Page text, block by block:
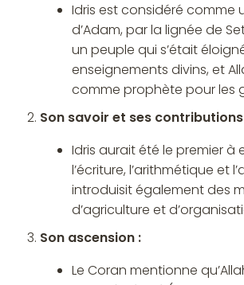
Idris est considéré comme
d’Adam, par la lignée de
un peuple qui s’était
enseignements divins, et
comme prophète pour les
Son savoir et ses
Idris aurait été le premier à
l’écriture, l’arithmétique et
introduisit également des
d’agriculture et
Son ascension :
Le Coran mentionne